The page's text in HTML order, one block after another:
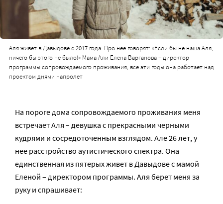
Аля живет в Давыдове с 2017 года. Про нее говорят: «Если бы не наша Аля,
ничего бы этого не было!» Мама Али Елена Варганова – директор
программы сопровождаемого проживания, все эти годы она работает над
проектом днями напролет
На пороге дома сопровождаемого проживания меня
встречает Аля – девушка с прекрасными черными
кудрями и сосредоточенным взглядом. Але 26 лет, у
нее расстройство аутистического спектра. Она
единственная из пятерых живет в Давыдове с мамой
Еленой – директором программы. Аля берет меня за
руку и спрашивает: